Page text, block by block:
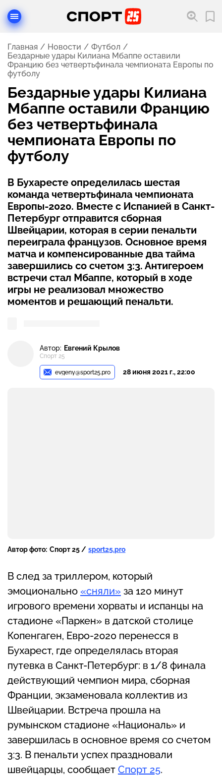
Главная Новости
Футбол
Бездарные удары Килиана Мбаппе оставили
Францию без четвертьфинала чемпионата Европы по
футболу
Бездарные удары Килиана
Мбаппе оставили Францию
без четвертьфинала
чемпионата Европы по
футболу
В Бухаресте определилась шестая
команда четвертьфинала чемпионата
Европы-2020. Вместе с Испанией в Санкт-
Петербург отправится сборная
Швейцарии, которая в серии пенальти
переиграла французов. Основное время
матча и компенсированные два тайма
завершились со счетом 3:3. Антигероем
встречи стал Мбаппе, который в ходе
игры не реализовал множество
моментов и решающий пенальти.
Автор: Евгений Крылов
Спорт 25
evgeny@sport25.pro 28 июня 2021 г., 22:00
Автор фото: Спорт 25 / sport25.pro
В след за триллером, который
эмоционально «сняли» за 120 минут
игрового времени хорваты и испанцы на
стадионе «Паркен» в датской столице
Копенгаген, Евро-2020 перенесся в
Бухарест, где определялась вторая
путевка в Санкт-Петербург: в 1/8 финала
действующий чемпион мира, сборная
Франции, экзаменовала коллектив из
Швейцарии. Встреча прошла на
румынском стадионе «Националь» и
завершилась в основное время со счетом
3:3. В пенальти успех праздновали
швейцарцы, сообщает Спорт 25.